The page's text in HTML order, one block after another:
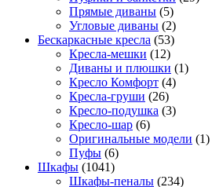
Прямые диваны (5)
Угловые диваны (2)
Бескаркасные кресла (53)
Кресла-мешки (12)
Диваны и плюшки (1)
Кресло Комфорт (4)
Кресла-груши (26)
Кресло-подушка (3)
Кресло-шар (6)
Оригинальные модели (1)
Пуфы (6)
Шкафы (1041)
Шкафы-пеналы (234)